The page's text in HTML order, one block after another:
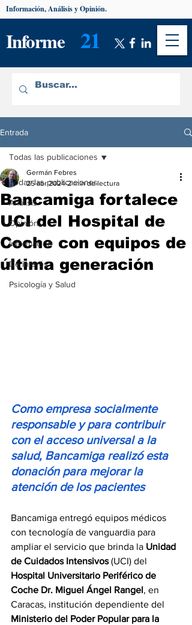
Informe 21
Información, Análisis y Opinión.
Entrada
Todas las publicaciones
Análisis
Opinión
Información
De interés
Psicología y Salud
Todas las publicaciones
Bancamiga fortalece
UCI del Hospital de
Coche con equipos de
última generación
Germán Febres
25 abr 2024 2 min de lectura
Como empresa socialmente
responsable y para contribuir
con el acceso universal a la
salud, Bancamiga realizó esta
donación para mejorar la
atención de los pacientes
Bancamiga entregó equipos médicos
con tecnología de vanguardia para
ampliar el servicio que brinda la Unidad
de Cuidados Intensivos (UCI) del
Hospital Universitario Periférico de
Coche Dr. Miguel Ángel Rangel, en
Caracas, institución dependiente del
Ministerio del Poder Popular para la